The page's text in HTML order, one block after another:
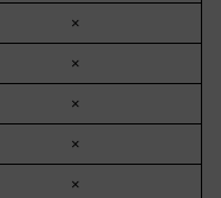
×
×
×
×
×